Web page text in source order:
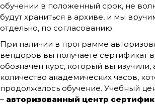
обучении в положенный срок, не
будут храниться в архиве, и мы
отдельно, по согласованию.
При наличии в программе
вендоров вы получаете сертификат
обозначен курс, который вы изучили,
количество академических часов,
продолжалось обучение. Учебный
– авторизованный центр